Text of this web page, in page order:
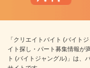
「クリエイトバイト (バイト
イト探し・パート募集情報が
ト (バイトジャングル)」は、